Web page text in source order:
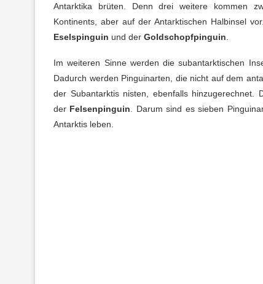
Antarktika brüten. Denn drei weitere kommen
Kontinents, aber auf der Antarktischen Halbinsel
Eselspinguin und der Goldschopfpinguin
Im weiteren Sinne werden die subantarktischen
Dadurch werden Pinguinarten, die nicht auf dem
der Subantarktis nisten, ebenfalls hinzugerechnet.
der Felsenpinguin . Darum sind es sieben
Antarktis leben.